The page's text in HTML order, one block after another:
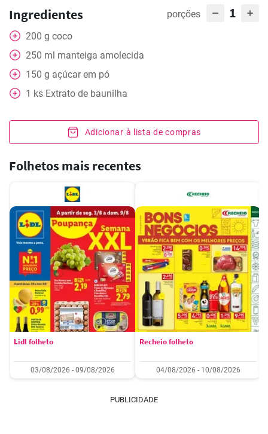
Ingredientes porções 1
200 g coco
250 ml manteiga amolecida
150 g açúcar em pó
1 ks Extrato de baunilha
Adicionar à lista de compras
Folhetos mais recentes
Lidl folheto
03/08/2026 - 09/08/2026
Recheio folheto
04/08/2026 - 10/08/2026
PUBLICIDADE